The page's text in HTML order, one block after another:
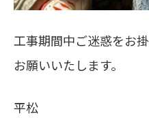
工事期間中ご迷惑をお
お願いいたします。
平松